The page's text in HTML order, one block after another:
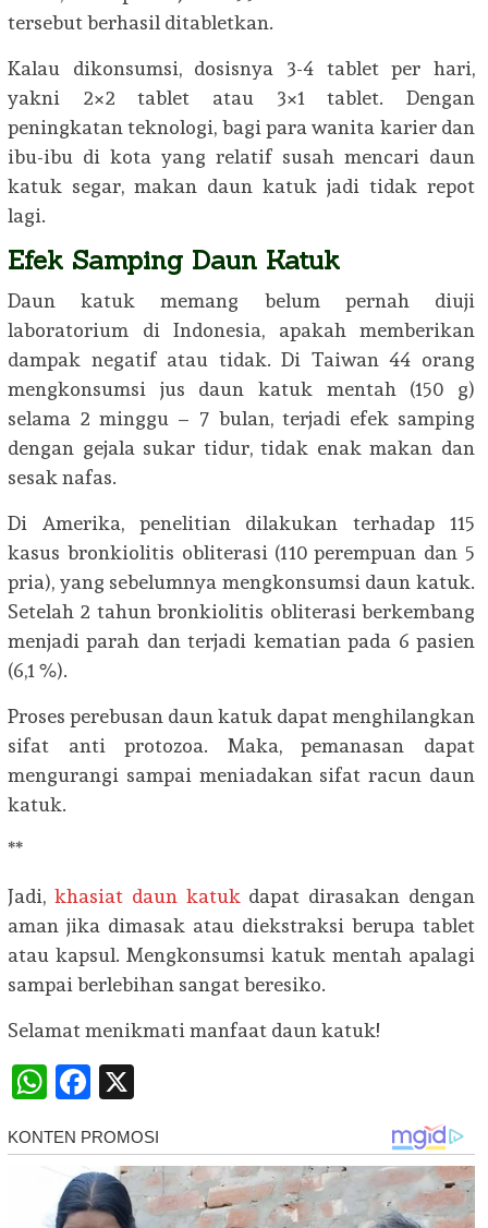
tersebut berhasil ditabletkan.
Kalau dikonsumsi, dosisnya 3-4 tablet per hari,
yakni 2×2 tablet atau 3×1 tablet. Dengan
peningkatan teknologi, bagi para wanita karier dan
ibu-ibu di kota yang relatif susah mencari daun
katuk segar, makan daun katuk jadi tidak repot
lagi.
Efek Samping Daun Katuk
Daun katuk memang belum pernah diuji
laboratorium di Indonesia, apakah memberikan
dampak negatif atau tidak. Di Taiwan 44 orang
mengkonsumsi jus daun katuk mentah (150 g)
selama 2 minggu – 7 bulan, terjadi efek samping
dengan gejala sukar tidur, tidak enak makan dan
sesak nafas.
Di Amerika, penelitian dilakukan terhadap 115
kasus bronkiolitis obliterasi (110 perempuan dan 5
pria), yang sebelumnya mengkonsumsi daun katuk.
Setelah 2 tahun bronkiolitis obliterasi berkembang
menjadi parah dan terjadi kematian pada 6 pasien
(6,1 %).
Proses perebusan daun katuk dapat menghilangkan
sifat anti protozoa. Maka, pemanasan dapat
mengurangi sampai meniadakan sifat racun daun
katuk.
**
Jadi, khasiat daun katuk dapat dirasakan dengan
aman jika dimasak atau diekstraksi berupa tablet
atau kapsul. Mengkonsumsi katuk mentah apalagi
sampai berlebihan sangat beresiko.
Selamat menikmati manfaat daun katuk!
WhatsApp
Facebook